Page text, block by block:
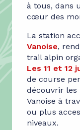
à tous, dans
cœur des
La station
Vanoise,
trail alpin
Les 11 et 12
de course
découvrir les
Vanoise à
ou plus
niveaux.